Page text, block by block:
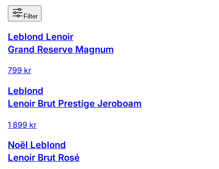
Filter
Leblond Lenoir
Grand Reserve Magnum
799 kr
Leblond
Lenoir Brut Prestige Jeroboam
1 899 kr
Noël Leblond
Lenoir Brut Rosé